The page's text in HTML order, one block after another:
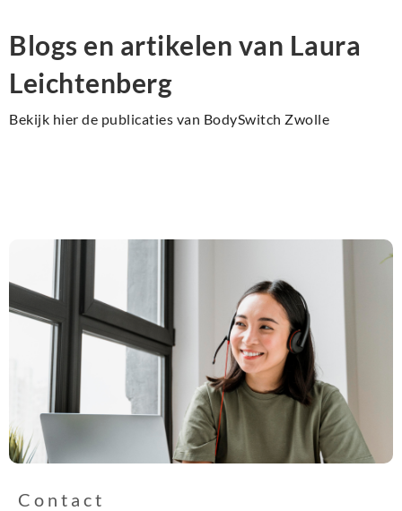
Blogs en artikelen van Laura
Leichtenberg
Bekijk hier de publicaties van BodySwitch Zwolle
Contact